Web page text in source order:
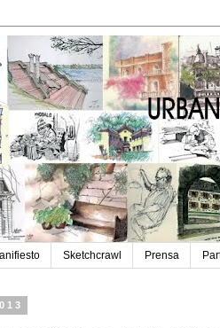
Sketchcrawl Prensa